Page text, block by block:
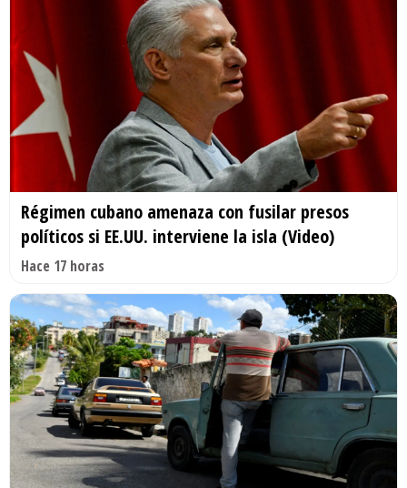
Régimen cubano amenaza con fusilar presos
políticos si EE.UU. interviene la isla (Video)
Hace 17 horas